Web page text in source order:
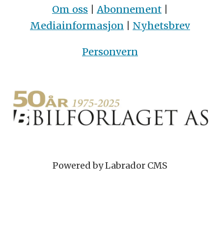
Om oss | Abonnement |
Mediainformasjon | Nyhetsbrev
Personvern
Powered by Labrador CMS